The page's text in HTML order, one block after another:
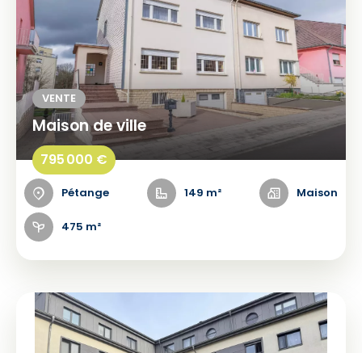
VENTE
Maison de ville
795 000 €
Pétange 149 m² Maison
475 m²